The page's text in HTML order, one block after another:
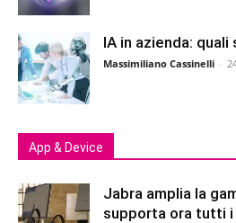
IA in azienda: quali
Massimiliano Cassinelli -
App & Device
Jabra amplia la
supporta ora tutti